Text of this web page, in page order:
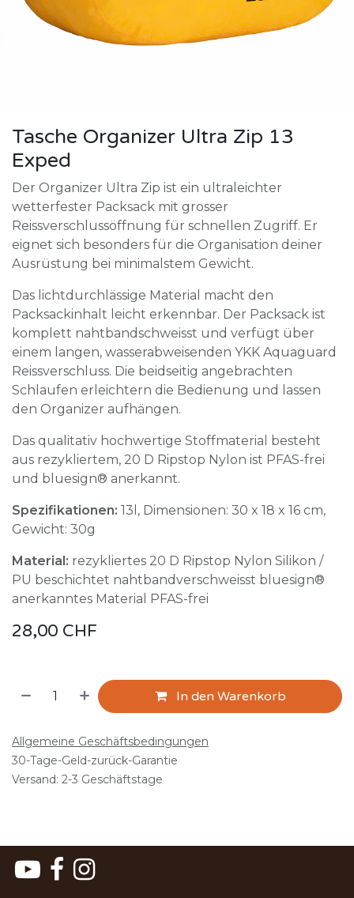
Tasche Organizer Ultra Zip 13
Exped
Der Organizer Ultra Zip ist ein ultraleichter
wetterfester Packsack mit grosser
Reissverschlussöffnung für schnellen Zugriff. Er
eignet sich besonders für die Organisation deiner
Ausrüstung bei minimalstem Gewicht.
Das lichtdurchlässige Material macht den
Packsackinhalt leicht erkennbar. Der Packsack ist
komplett nahtbandschweisst und verfügt über
einem langen, wasserabweisenden YKK Aquaguard
Reissverschluss. Die beidseitig angebrachten
Schlaufen erleichtern die Bedienung und lassen
den Organizer aufhängen.
Das qualitativ hochwertige Stoffmaterial besteht
aus rezykliertem, 20 D Ripstop Nylon ist PFAS-frei
und bluesign® anerkannt.
Spezifikationen: 13l, Dimensionen: 30 x 18 x 16 cm,
Gewicht: 30g
Material: rezykliertes 20 D Ripstop Nylon Silikon /
PU beschichtet nahtbandverschweisst bluesign®
anerkanntes Material PFAS-frei
28,00 CHF
In den Warenkorb
Allgemeine Geschäftsbedingungen
30-Tage-Geld-zurück-Garantie
Versand: 2-3 Geschäftstage